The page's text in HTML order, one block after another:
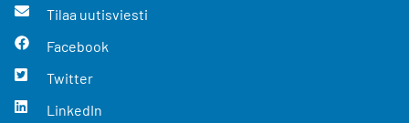
Tilaa uutisviesti
Facebook
Twitter
LinkedIn